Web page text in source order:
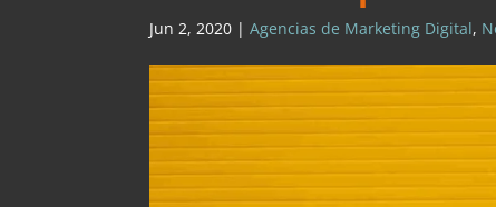
Jun 2, 2020 |Agencias de Marketing Digital,